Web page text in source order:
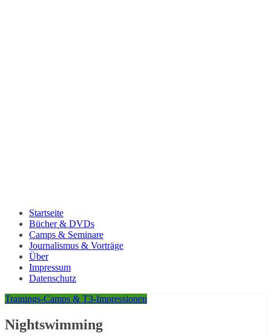
Startseite
Bücher & DVDs
Camps & Seminare
Journalismus & Vorträge
Über
Impressum
Datenschutz
Trainings-Camps & T3-Impressionen
Nightswimming